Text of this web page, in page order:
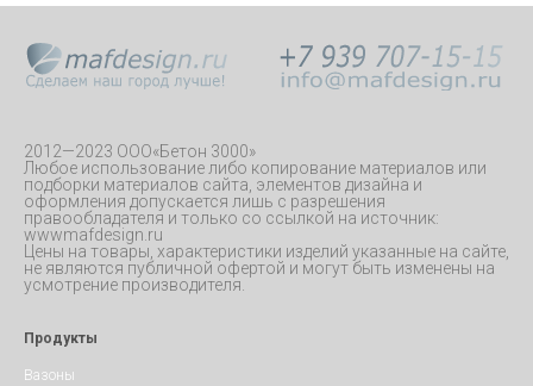
2012—2023 ООО«Бетон 3000»
Любое использование либо копирование материалов или
подборки материалов сайта, элементов дизайна и
оформления допускается лишь с разрешения
правообладателя и только со ссылкой на источник:
wwwmafdesign.ru
Цены на товары, характеристики изделий указанные на сайте,
не являются публичной офертой и могут быть изменены на
усмотрение производителя.
Продукты
Вазоны